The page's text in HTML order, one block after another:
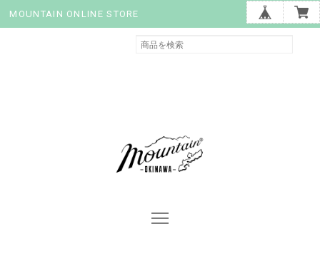
MOUNTAIN ONLINE STORE